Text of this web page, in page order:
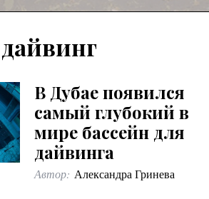
дайвинг
В Дубае появился
самый глубокий в
мире бассейн для
дайвинга
Автор: Александра Гринева